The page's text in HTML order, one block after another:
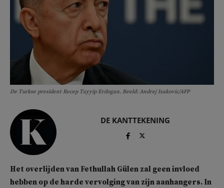
De Turkse president Recep Tayyip Erdogan. Beeld: Andrej Isakovic/AFP
DE KANTTEKENING
Het overlijden van Fethullah Gülen zal geen invloed
hebben op de harde vervolging van zijn aanhangers. In